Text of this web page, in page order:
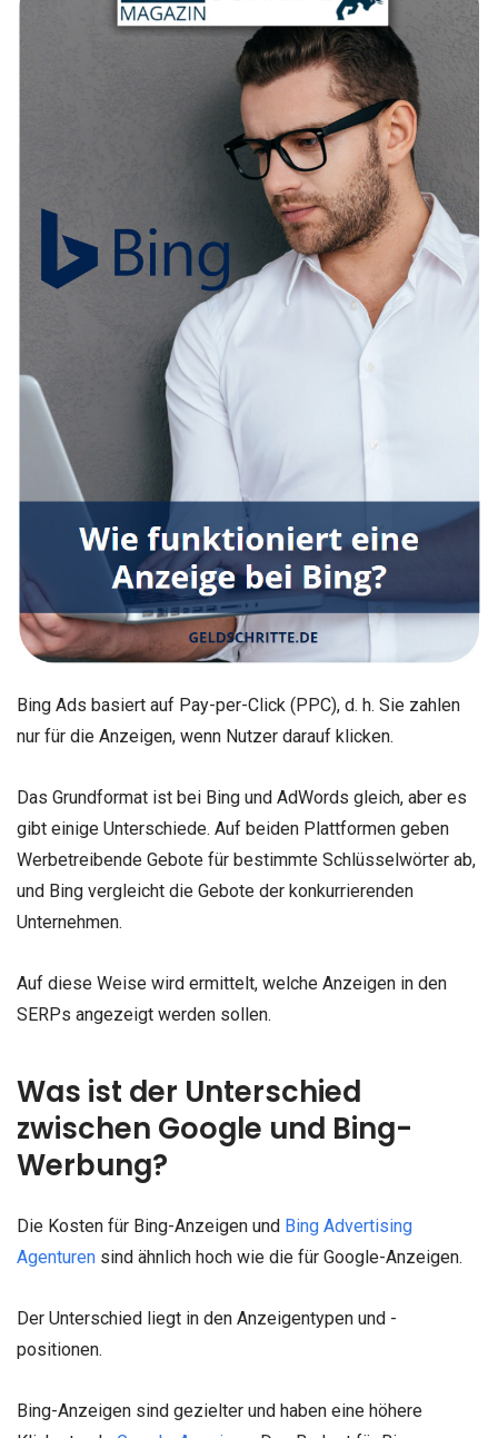
Bing Ads basiert auf Pay-per-Click (PPC), d. h. Sie zahlen
nur für die Anzeigen, wenn Nutzer darauf klicken.
Das Grundformat ist bei Bing und AdWords gleich, aber es
gibt einige Unterschiede. Auf beiden Plattformen geben
Werbetreibende Gebote für bestimmte Schlüsselwörter ab,
und Bing vergleicht die Gebote der konkurrierenden
Unternehmen.
Auf diese Weise wird ermittelt, welche Anzeigen in den
SERPs angezeigt werden sollen.
Was ist der Unterschied
zwischen Google und Bing-
Werbung?
Die Kosten für Bing-Anzeigen und Bing Advertising
Agenturen sind ähnlich hoch wie die für Google-Anzeigen.
Der Unterschied liegt in den Anzeigentypen und -
positionen.
Bing-Anzeigen sind gezielter und haben eine höhere